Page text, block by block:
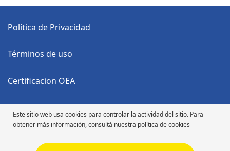
Este sitio web usa cookies para controlar la actividad del sitio. Para
obtener más información, consultá nuestra política de cookies
Política de Privacidad
Términos de uso
Certificacion OEA
Código Anticorrupción